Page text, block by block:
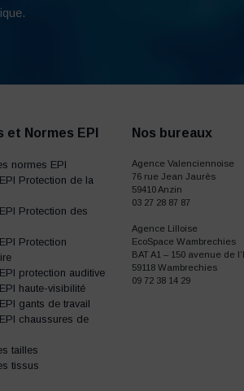
et Normes EPI
normes EPI
Protection de la
Protection des
Protection
protection auditive
haute-visibilité
gants de travail
chaussures de
tailles
tissus
Nos bureaux
Agence Valenciennoise
76 rue Jean Jaurès
59410 Anzin
03 27 28 87 87
Agence Lilloise
EcoSpace Wambrechies
BAT A1 – 150 avenue de
59118 Wambrechies
09 72 38 14 29